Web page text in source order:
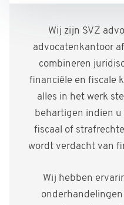
Wij zijn SVZ
advocatenkantoor
combineren
financiële en fiscale
alles in het werk
behartigen indien
fiscaal of
wordt verdacht van
Wij hebben